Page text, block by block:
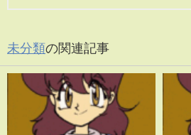
未分類の関連記事